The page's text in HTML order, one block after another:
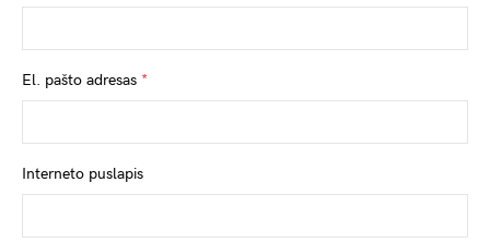
El. pašto adresas *
Interneto puslapis